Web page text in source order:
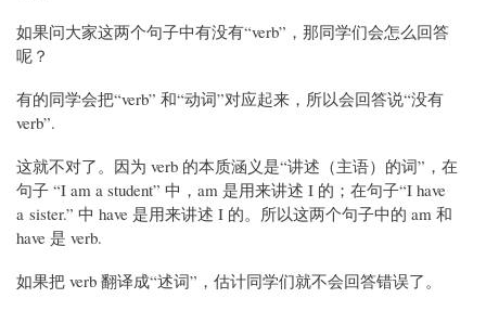
如果问大家这两个句子中有没有“verb”，那同学们会怎么回答
呢？
有的同学会把“verb” 和“动词”对应起来，所以会回答说“没有
verb”.
这就不对了。因为 verb 的本质涵义是“讲述（主语）的词”，在
句子 “I am a student” 中，am 是用来讲述 I 的；在句子“I have
a sister.” 中 have 是用来讲述 I 的。所以这两个句子中的 am 和
have 是 verb.
如果把 verb 翻译成“述词”，估计同学们就不会回答错误了。